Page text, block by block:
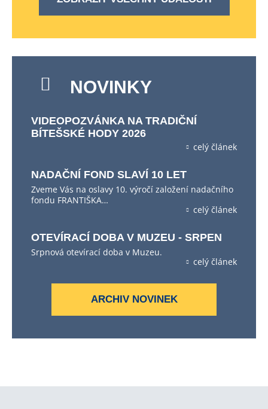
NOVINKY
VIDEOPOZVÁNKA NA TRADIČNÍ
BÍTEŠSKÉ HODY 2026
celý článek
NADAČNÍ FOND SLAVÍ 10 LET
Zveme Vás na oslavy 10. výročí založení nadačního
fondu FRANTIŠKA…
celý článek
OTEVÍRACÍ DOBA V MUZEU - SRPEN
Srpnová otevírací doba v Muzeu.
celý článek
ARCHIV NOVINEK